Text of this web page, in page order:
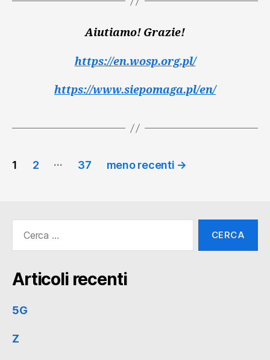
Aiutiamo! Grazie!
https://en.wosp.org.pl/
https://www.siepomaga.pl/en/
Paginazione
1 2 … 37 meno recenti →
Articoli recenti
5G
Z